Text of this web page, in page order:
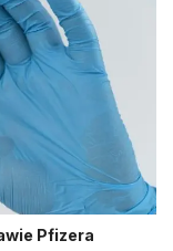
Pfizera